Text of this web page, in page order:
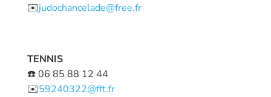
✉️judochancelade@free.fr
TENNIS
☎️ 06 85 88 12 44
✉️59240322@fft.fr